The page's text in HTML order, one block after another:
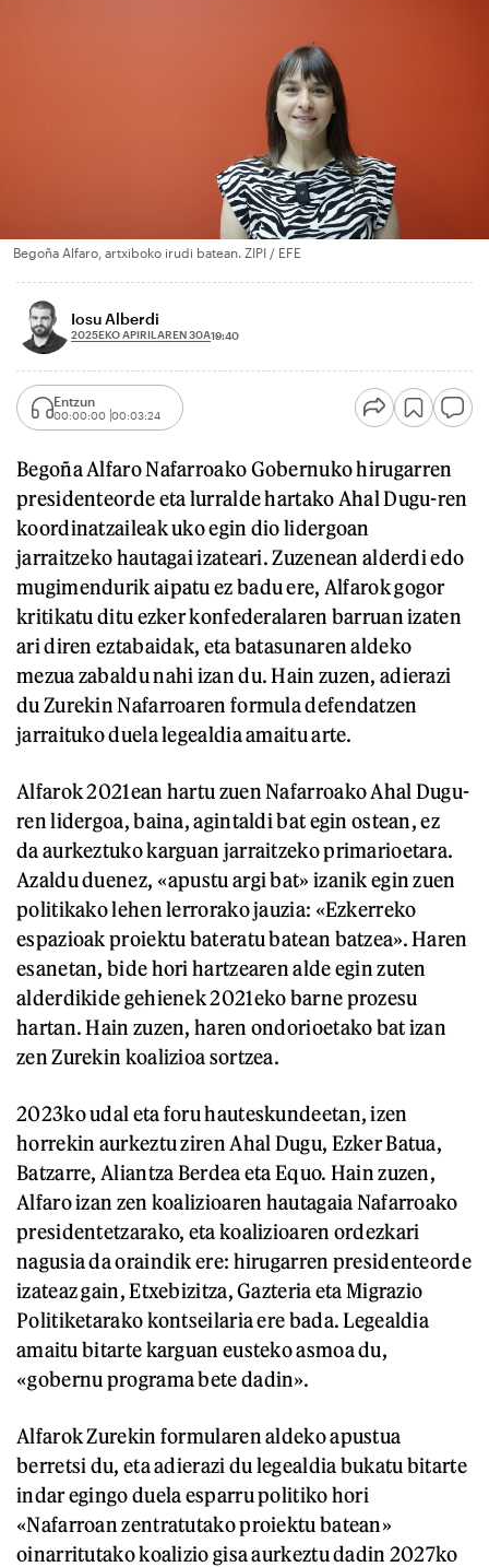
Begoña Alfaro, artxiboko irudi batean. ZIPI / EFE
Iosu Alberdi
2025EKO APIRILAREN 30A19:40
Entzun
00:00:00 00:03:24
Begoña Alfaro Nafarroako Gobernuko hirugarren
presidenteorde eta lurralde hartako Ahal Dugu-ren
koordinatzaileak uko egin dio lidergoan
jarraitzeko hautagai izateari. Zuzenean alderdi edo
mugimendurik aipatu ez badu ere, Alfarok gogor
kritikatu ditu ezker konfederalaren barruan izaten
ari diren eztabaidak, eta batasunaren aldeko
mezua zabaldu nahi izan du. Hain zuzen, adierazi
du Zurekin Nafarroaren formula defendatzen
jarraituko duela legealdia amaitu arte.
Alfarok 2021ean hartu zuen Nafarroako Ahal Dugu-
ren lidergoa, baina, agintaldi bat egin ostean, ez
da aurkeztuko karguan jarraitzeko primarioetara.
Azaldu duenez, «apustu argi bat» izanik egin zuen
politikako lehen lerrorako jauzia: «Ezkerreko
espazioak proiektu bateratu batean batzea». Haren
esanetan, bide hori hartzearen alde egin zuten
alderdikide gehienek 2021eko barne prozesu
hartan. Hain zuzen, haren ondorioetako bat izan
zen Zurekin koalizioa sortzea.
2023ko udal eta foru hauteskundeetan, izen
horrekin aurkeztu ziren Ahal Dugu, Ezker Batua,
Batzarre, Aliantza Berdea eta Equo. Hain zuzen,
Alfaro izan zen koalizioaren hautagaia Nafarroako
presidentetzarako, eta koalizioaren ordezkari
nagusia da oraindik ere: hirugarren presidenteorde
izateaz gain, Etxebizitza, Gazteria eta Migrazio
Politiketarako kontseilaria ere bada. Legealdia
amaitu bitarte karguan eusteko asmoa du,
«gobernu programa bete dadin».
Alfarok Zurekin formularen aldeko apustua
berretsi du, eta adierazi du legealdia bukatu bitarte
indar egingo duela esparru politiko hori
«Nafarroan zentratutako proiektu batean»
oinarritutako koalizio gisa aurkeztu dadin 2027ko